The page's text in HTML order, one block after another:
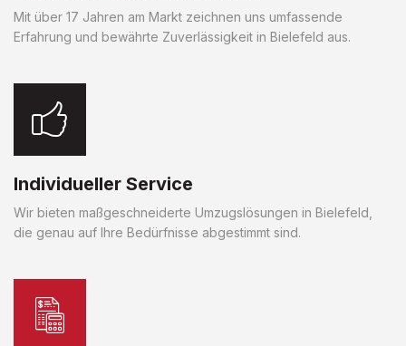
Mit über 17 Jahren am Markt zeichnen uns umfassende
Erfahrung und bewährte Zuverlässigkeit in Bielefeld aus.
Individueller Service
Wir bieten maßgeschneiderte Umzugslösungen in Bielefeld,
die genau auf Ihre Bedürfnisse abgestimmt sind.